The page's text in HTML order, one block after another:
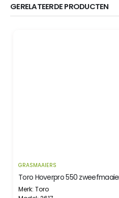
GERELATEERDE PRODUCTEN
GRASMAAIERS
Toro Hoverpro 550
Merk: Toro